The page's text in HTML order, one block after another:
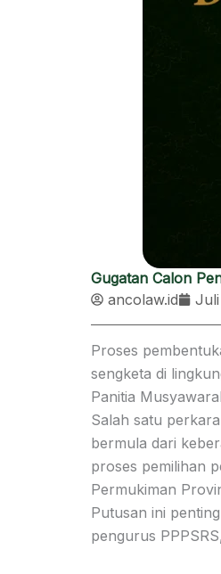
Gugatan Calon
ancolaw.id
Proses
sengketa di
Panitia
Salah satu
bermula dari
proses pemilihan
Permukiman
Putusan ini
pengurus